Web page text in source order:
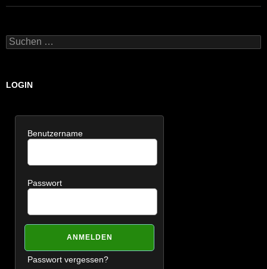
Suchen
nach:
LOGIN
Benutzername
Passwort
Passwort vergessen?